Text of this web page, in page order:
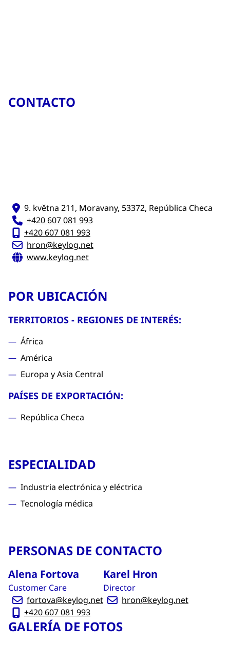
CONTACTO
9. května 211, Moravany, 53372, República Checa
+420 607 081 993
+420 607 081 993
hron@keylog.net
www.keylog.net
POR UBICACIÓN
TERRITORIOS - REGIONES DE INTERÉS:
África
América
Europa y Asia Central
PAÍSES DE EXPORTACIÓN:
República Checa
ESPECIALIDAD
Industria electrónica y eléctrica
Tecnología médica
PERSONAS DE CONTACTO
Alena Fortova
Customer Care
fortova@keylog.net
+420 607 081 993
Karel Hron
Director
hron@keylog.net
GALERÍA DE FOTOS